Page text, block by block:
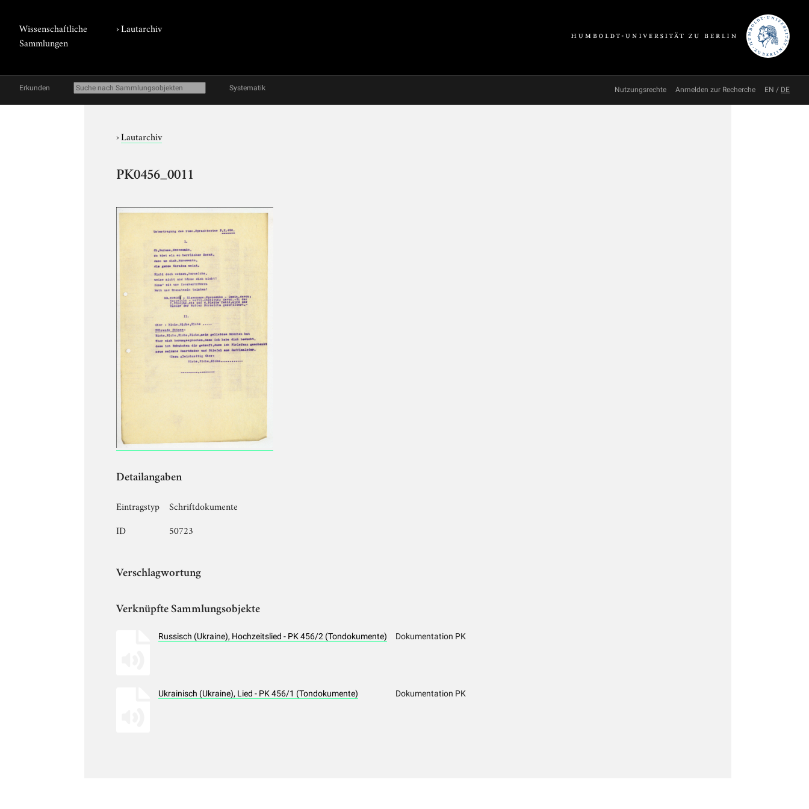
Wissenschaftliche
Sammlungen
›Lautarchiv
Erkunden Systematik Nutzungsrechte Anmelden zur Recherche EN / DE
›Lautarchiv
PK0456_0011
Detailangaben
Eintragstyp
Schriftdokumente
ID
50723
Verschlagwortung
Verknüpfte Sammlungsobjekte
Russisch (Ukraine), Hochzeitslied - PK 456/2 (Tondokumente) Dokumentation PK
Ukrainisch (Ukraine), Lied - PK 456/1 (Tondokumente) Dokumentation PK